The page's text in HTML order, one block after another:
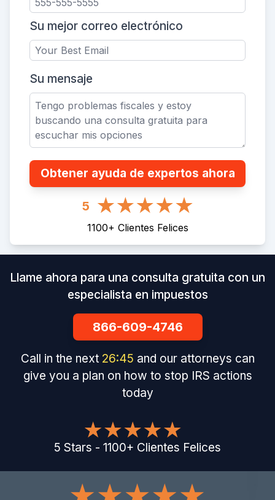
Su mejor correo electrónico
Su mensaje
Obtener ayuda de expertos ahora
5
1100+ Clientes Felices
Llame ahora para una consulta gratuita con un
especialista en impuestos
866-609-4746
Call in the next 26:44 and our attorneys can
give you a plan on how to stop IRS actions
today
5 Stars - 1100+ Clientes Felices